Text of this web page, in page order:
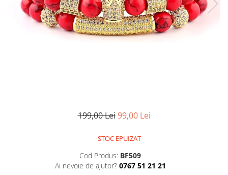
CERCEI
CEASURI DAMA
199,00 Lei 99,00 Lei
STOC EPUIZAT
Cod Produs: BF509
Ai nevoie de ajutor? 0767 51 21 21